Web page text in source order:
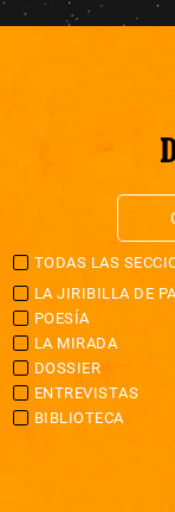
TODAS LAS
LA JIRIBILLA DE
POESÍA
LA MIRADA
DOSSIER
ENTREVISTAS
BIBLIOTECA